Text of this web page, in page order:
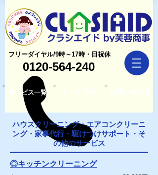
フリーダイヤル/9時～17時・日祝休
0120-564-240
サービス一覧
ハウスクリーニング・エアコンクリーニ
ング・家事代行・駆けつけサポート・そ
の他のサービス
◎キッチンクリーニング